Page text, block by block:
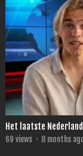
Het laatste
69 views · 8 months